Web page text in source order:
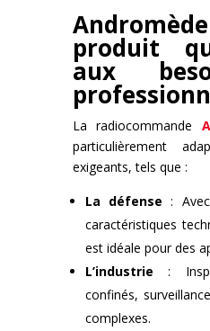
produit
aux
La radiocommande
particulièrement
exigeants, tels que :
La défense:
caractéristiques
est idéale pour des
L’industrie:
confinés,
complexes.